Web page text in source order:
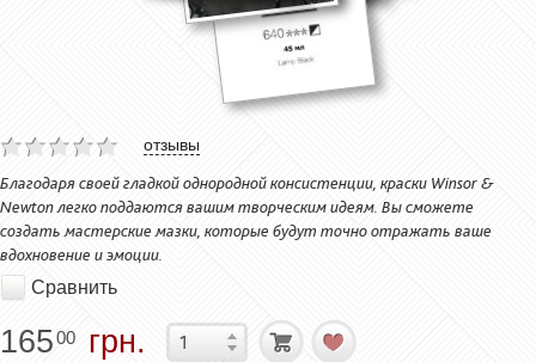
отзывы
Благодаря своей гладкой однородной консистенции, краски Winsor &
Newton легко поддаются вашим творческим идеям. Вы сможете
создать мастерские мазки, которые будут точно отражать ваше
вдохновение и эмоции.
Сравнить
16500 грн.